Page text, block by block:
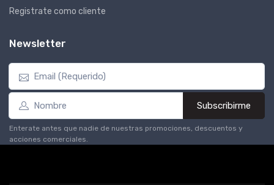
Registrate como cliente
Newsletter
Subscribirme
Enterate antes que nadie de nuestras promociones, descuentos y
acciones comerciales.